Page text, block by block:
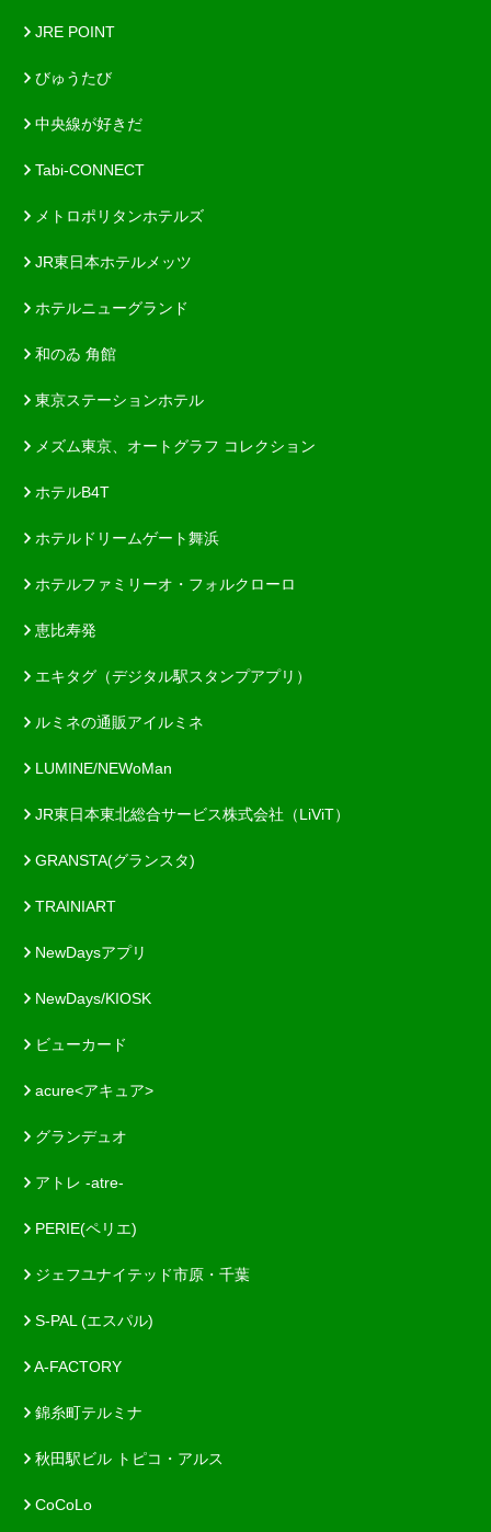
JRE POINT
びゅうたび
中央線が好きだ
Tabi-CONNECT
メトロポリタンホテルズ
JR東日本ホテルメッツ
ホテルニューグランド
和のゐ 角館
東京ステーションホテル
メズム東京、オートグラフ コレクション
ホテルB4T
ホテルドリームゲート舞浜
ホテルファミリーオ・フォルクローロ
恵比寿発
エキタグ（デジタル駅スタンプアプリ）
ルミネの通販アイルミネ
LUMINE/NEWoMan
JR東日本東北総合サービス株式会社（LiViT）
GRANSTA(グランスタ)
TRAINIART
NewDaysアプリ
NewDays/KIOSK
ビューカード
acure<アキュア>
グランデュオ
アトレ -atre-
PERIE(ペリエ)
ジェフユナイテッド市原・千葉
S-PAL (エスパル)
A-FACTORY
錦糸町テルミナ
秋田駅ビル トピコ・アルス
CoCoLo